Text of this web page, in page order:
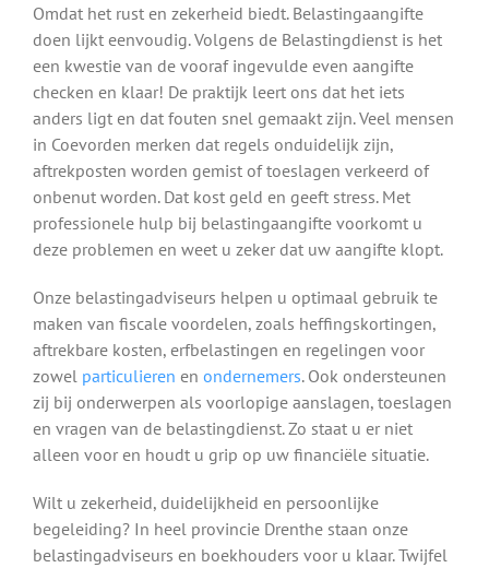
Omdat het rust en zekerheid biedt. Belastingaangifte
doen lijkt eenvoudig. Volgens de Belastingdienst is het
een kwestie van de vooraf ingevulde even aangifte
checken en klaar! De praktijk leert ons dat het iets
anders ligt en dat fouten snel gemaakt zijn. Veel mensen
in Coevorden merken dat regels onduidelijk zijn,
aftrekposten worden gemist of toeslagen verkeerd of
onbenut worden. Dat kost geld en geeft stress. Met
professionele hulp bij belastingaangifte voorkomt u
deze problemen en weet u zeker dat uw aangifte klopt.
Onze belastingadviseurs helpen u optimaal gebruik te
maken van fiscale voordelen, zoals heffingskortingen,
aftrekbare kosten, erfbelastingen en regelingen voor
zowel particulieren en ondernemers. Ook ondersteunen
zij bij onderwerpen als voorlopige aanslagen, toeslagen
en vragen van de belastingdienst. Zo staat u er niet
alleen voor en houdt u grip op uw financiële situatie.
Wilt u zekerheid, duidelijkheid en persoonlijke
begeleiding? In heel provincie Drenthe staan onze
belastingadviseurs en boekhouders voor u klaar. Twijfel